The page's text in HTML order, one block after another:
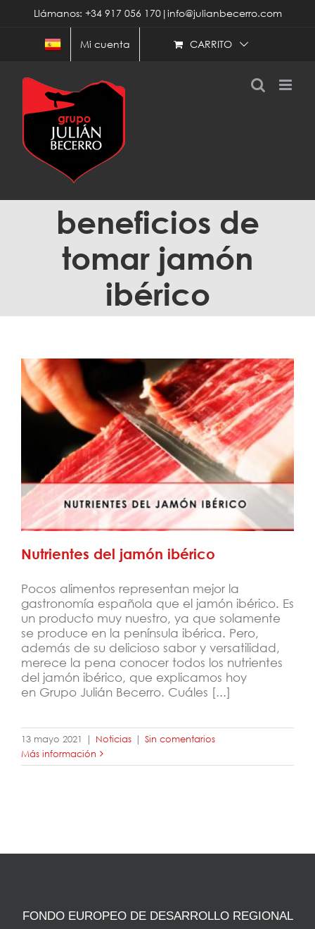
contenido
Llámanos: +34 917 056 170|info@julianbecerro.com
Mi cuenta CARRITO
beneficios de
tomar jamón
ibérico
Nutrientes del jamón ibérico
Nutrientes del jamón ibérico
Pocos alimentos representan mejor la
gastronomía española que el jamón ibérico. Es
un producto muy nuestro, ya que solamente
se produce en la península ibérica. Pero,
además de su delicioso sabor y versatilidad,
merece la pena conocer todos los nutrientes
del jamón ibérico, que explicamos hoy
en Grupo Julián Becerro. Cuáles [...]
13 mayo 2021 | Noticias | Sin comentarios
Más información
FONDO EUROPEO DE DESARROLLO REGIONAL